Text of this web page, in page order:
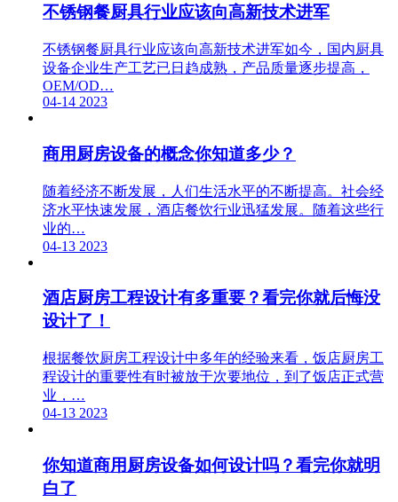
不锈钢餐厨具行业应该向高新技术进军
不锈钢餐厨具行业应该向高新技术进军如今，国内厨具
设备企业生产工艺已日趋成熟，产品质量逐步提高，
OEM/OD…
04-14 2023
商用厨房设备的概念你知道多少？
随着经济不断发展，人们生活水平的不断提高。社会经
济水平快速发展，酒店餐饮行业迅猛发展。随着这些行
业的…
04-13 2023
酒店厨房工程设计有多重要？看完你就后悔没
设计了！
根据餐饮厨房工程设计中多年的经验来看，饭店厨房工
程设计的重要性有时被放于次要地位，到了饭店正式营
业，…
04-13 2023
你知道商用厨房设备如何设计吗？看完你就明
白了